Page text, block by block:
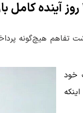
هیچ‌گونه
خود